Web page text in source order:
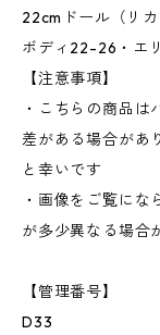
22cmドール（リ
ボディ22-26・エ
【注意事項】
・こちらの商品
差がある場合があ
と幸いです
・画像をご覧に
が多少異なる場合
【管理番号】
D33